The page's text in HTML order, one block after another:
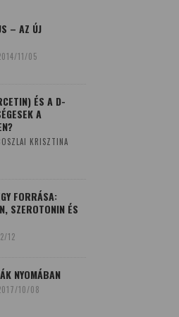
– AZ ÚJ
11/05
ÉS A D-
A
KRISZTINA
FORRÁSA:
SZEROTONIN ÉS
12
NYOMÁBAN
10/08